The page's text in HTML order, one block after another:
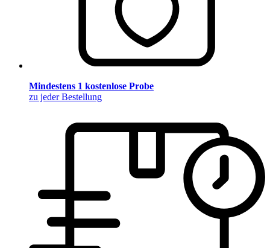
Mindestens 1 kostenlose Probe
zu jeder Bestellung